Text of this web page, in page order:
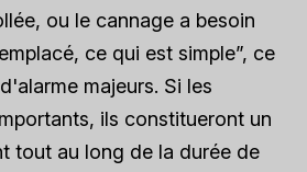
ou le cannage a besoin
ce qui est simple”, ce
majeurs. Si les
ils constitueront un
tout au long de la durée de